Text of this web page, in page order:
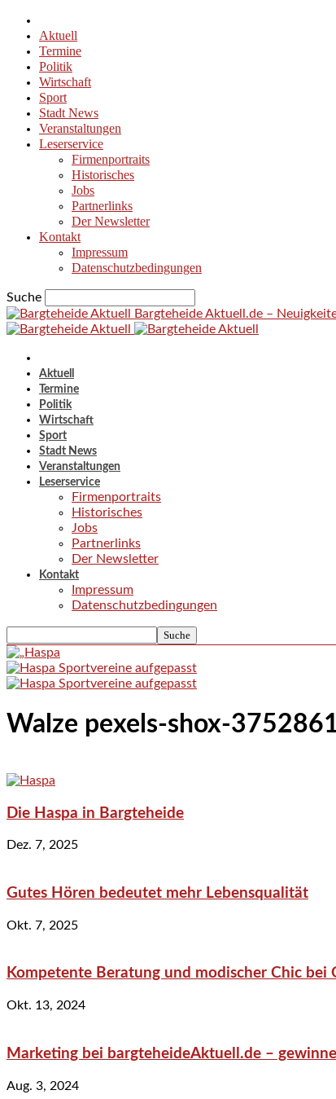
Aktuell
Termine
Politik
Wirtschaft
Sport
Stadt News
Veranstaltungen
Leserservice
Firmenportraits
Historisches
Jobs
Partnerlinks
Der Newsletter
Kontakt
Impressum
Datenschutzbedingungen
Suche
Bargteheide Aktuell.de –
Aktuell
Termine
Politik
Wirtschaft
Sport
Stadt News
Veranstaltungen
Leserservice
Firmenportraits
Historisches
Jobs
Partnerlinks
Der Newsletter
Kontakt
Impressum
Datenschutzbedingungen
Walze pexels-shox-
Die Haspa in Bargteheide
Dez. 7, 2025
Gutes Hören bedeutet mehr Lebensqualität
Okt. 7, 2025
Kompetente Beratung und modischer Chic bei
Okt. 13, 2024
Marketing bei bargteheideAktuell.de –
Aug. 3, 2024